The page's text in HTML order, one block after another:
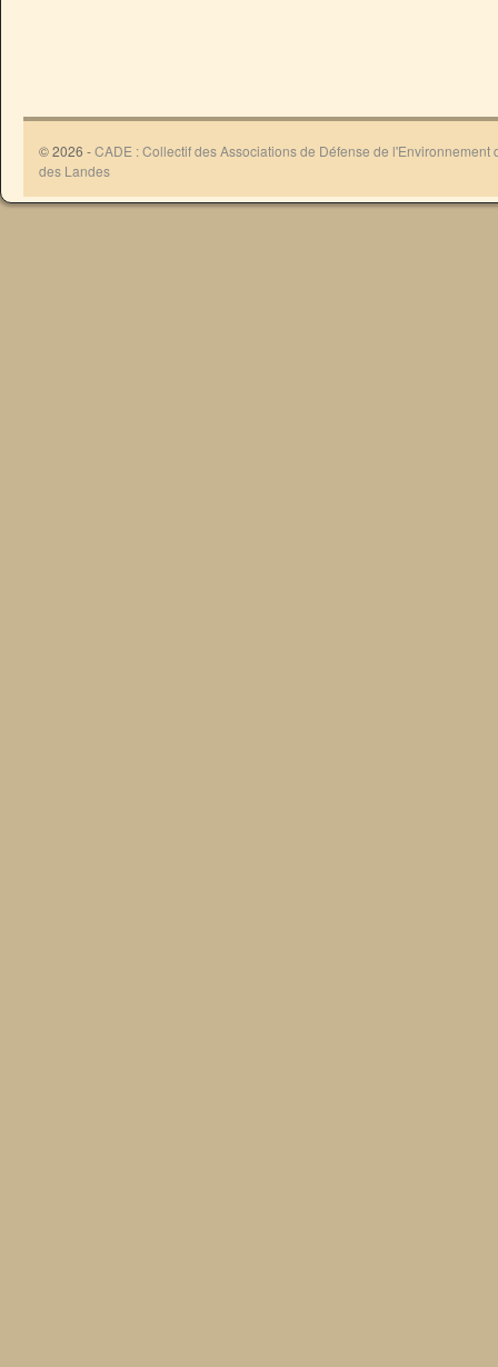
© 2026 -CADE : Collectif des Associations de Défense de l'Environnement
des Landes